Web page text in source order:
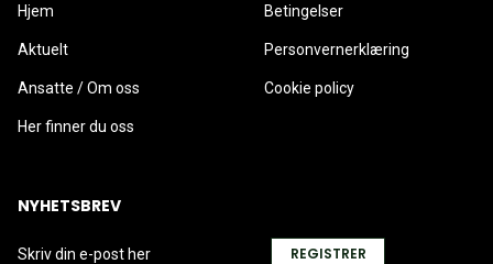
Hjem
Aktuelt
Ansatte / Om oss
Her finner du oss
Betingelser
Personvernerklæring
Cookie policy
NYHETSBREV
REGISTRER